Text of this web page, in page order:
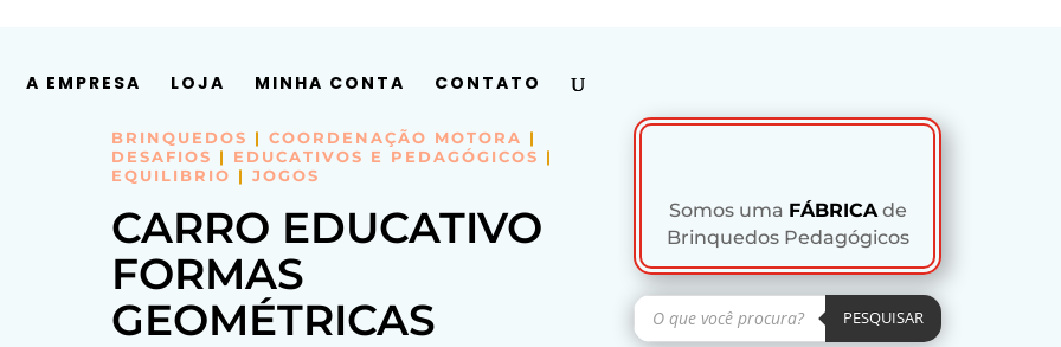
A EMPRESA LOJA MINHA CONTA CONTATO
BRINQUEDOS |COORDENAÇÃO MOTORA |
DESAFIOS | EDUCATIVOS E PEDAGÓGICOS |
EQUILIBRIO |JOGOS
CARRO EDUCATIVO
FORMAS
GEOMÉTRICAS
Somos uma FÁBRICAde
Brinquedos Pedagógicos
Pesquisar
produtos PESQUISAR